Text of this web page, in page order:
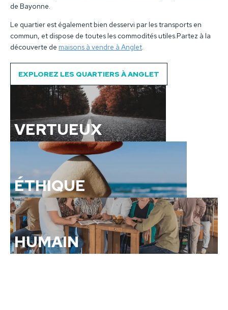
VERTUEUX
ÉTHIQUE
HUMAIN
de Bayonne.
Le quartier est également bien desservi par les transports en
commun, et dispose de toutes les commodités utiles.Partez à la
découverte de maisons à vendre à Anglet.
EXPLOREZ LES QUARTIERS À ANGLET